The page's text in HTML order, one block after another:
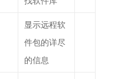
显示远程软
件包的详尽
的信息